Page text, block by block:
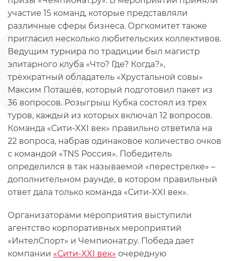
участие 15 команд, которые представляли
различные сферы бизнеса. Оргкомитет также
пригласил несколько любительских коллективов.
Ведущим турнира по традиции был магистр
элитарного клуба «Что? Где? Когда?»,
трёхкратный обладатель «Хрустальной совы»
Максим Поташёв, который подготовил пакет из
36 вопросов. Розыгрыш Кубка состоял из трех
туров, каждый из которых включал 12 вопросов.
Команда «Сити-XXI век» правильно ответила на
22 вопроса, набрав одинаковое количество очков
с командой «TNS Россия». Победитель
определился в так называемой «перестрелке» –
дополнительном раунде, в котором правильный
ответ дала только команда «Сити-XXI век».
Организаторами мероприятия выступили
агентство корпоративных мероприятий
«ИнтелСпорт» и Чемпионат.ру. Победа дает
компании «Сити-XXI век» очередную